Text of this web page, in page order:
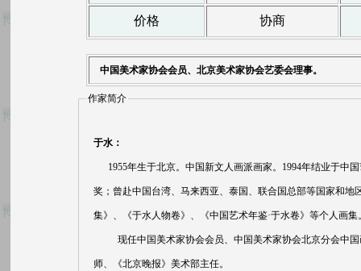
价格 协商
中国美术家协会会员、北京美术家协会艺委会理事。
作家简介
于水：
1955年生于北京。中国新文人画派画家。1994年结业于中
奖；曾赴中国台湾、马来西亚、泰国、联合国总部等国家和
集》、《于水人物卷》、《中国艺术年鉴·于水卷》等个人画集
现任中国美术家协会会员、中国美术家协会北京分会中国
师、《北京晚报》美术部主任。